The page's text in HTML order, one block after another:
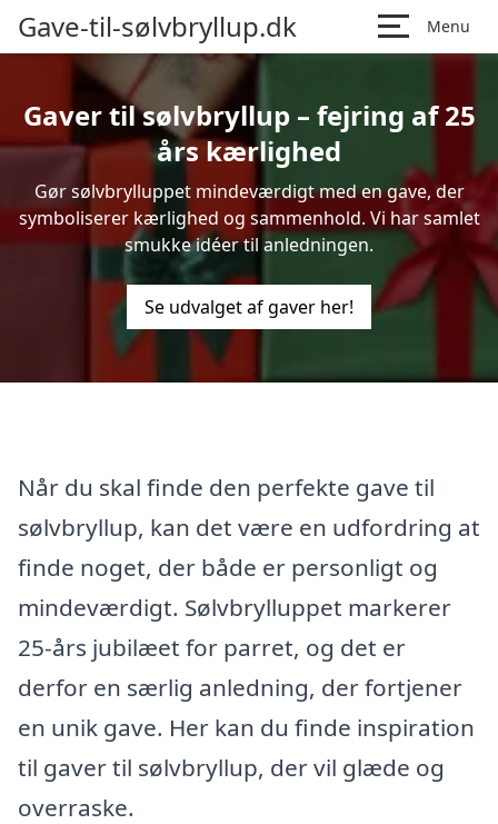
Gave-til-sølvbryllup.dk Menu
Gaver til sølvbryllup – fejring af 25
års kærlighed
Gør sølvbrylluppet mindeværdigt med en gave, der
symboliserer kærlighed og sammenhold. Vi har samlet
smukke idéer til anledningen.
Se udvalget af gaver her!
Når du skal finde den perfekte gave til
sølvbryllup, kan det være en udfordring at
finde noget, der både er personligt og
mindeværdigt. Sølvbrylluppet markerer
25-års jubilæet for parret, og det er
derfor en særlig anledning, der fortjener
en unik gave. Her kan du finde inspiration
til gaver til sølvbryllup, der vil glæde og
overraske.